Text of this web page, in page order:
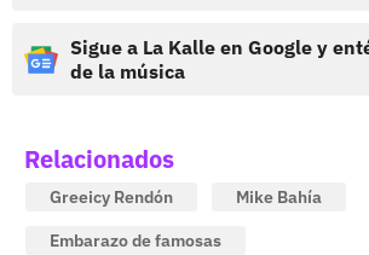
Sigue a La Kalle en Google y
de la música
Relacionados
Greeicy Rendón
Mike Bahía
Embarazo de famosas